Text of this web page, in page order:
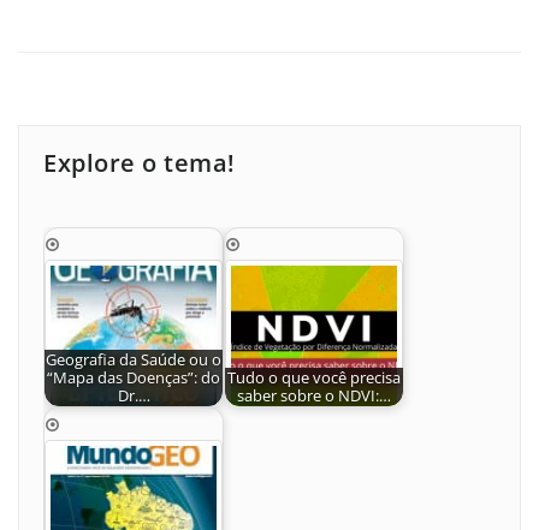
Explore o tema!
Geografia da Saúde ou o
“Mapa das Doenças”: do
Dr.…
Tudo o que você precisa
saber sobre o NDVI:…